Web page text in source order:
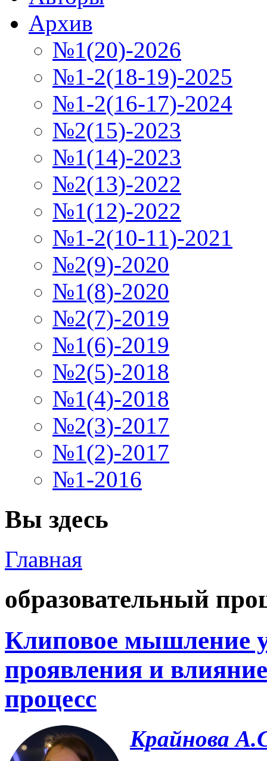
Архив
№1(20)-2026
№1-2(18-19)-2025
№1-2(16-17)-2024
№2(15)-2023
№1(14)-2023
№2(13)-2022
№1(12)-2022
№1-2(10-11)-2021
№2(9)-2020
№1(8)-2020
№2(7)-2019
№1(6)-2019
№2(5)-2018
№1(4)-2018
№2(3)-2017
№1(2)-2017
№1-2016
Вы здесь
Главная
образовательный
Клиповое мышление у
проявления и
процесс
Крайнова